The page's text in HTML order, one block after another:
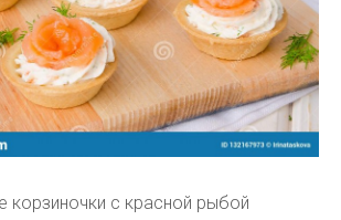
корзиночки с красной рыбой